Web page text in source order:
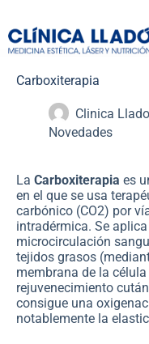
Carboxiterapia
Clinica Llado
Novedades
La Carboxiterapia es
en el que se usa
carbónico (CO2) por
intradérmica. Se
microcirculación
tejidos grasos
membrana de la
rejuvenecimiento
consigue una
notablemente la